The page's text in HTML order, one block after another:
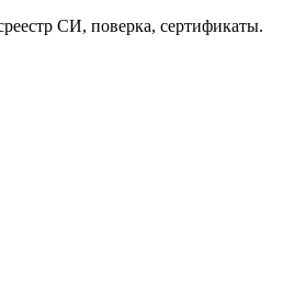
СИ, поверка, сертификаты.